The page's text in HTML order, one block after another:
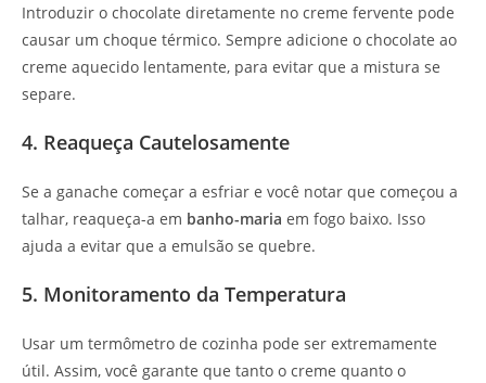
Introduzir o chocolate diretamente no creme fervente pode
causar um choque térmico. Sempre adicione o chocolate ao
creme aquecido lentamente, para evitar que a mistura se
separe.
4. Reaqueça Cautelosamente
Se a ganache começar a esfriar e você notar que começou a
talhar, reaqueça-a em banho-maria em fogo baixo. Isso
ajuda a evitar que a emulsão se quebre.
5. Monitoramento da Temperatura
Usar um termômetro de cozinha pode ser extremamente
útil. Assim, você garante que tanto o creme quanto o